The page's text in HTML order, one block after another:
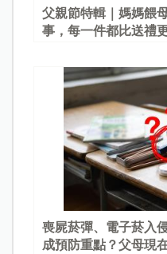
父親節特輯｜媽媽餵
事，每一件都比送禮
喪屍菸彈、電子菸入
成預防重點？父母現